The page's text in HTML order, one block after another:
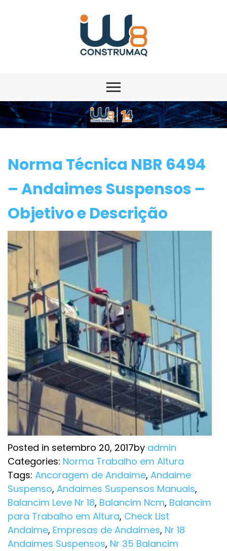
Norma Técnica NBR 6494
– Andaimes Suspensos –
Objetivo e Descrição
Posted in setembro 20, 2017by admin
Categories: Norma Trabalho em Altura
Tags: Ancoragem de Andaime, Andaime
Suspenso, Andaimes Suspensos Manuais,
Balancim Leve Nr 18, Balancim Ncm, Balancim
para Trabalho em Altura, Check List
Andaime, Empresas de Andaimes, Nr 18
Andaimes Suspensos, Nr 35 Balancim